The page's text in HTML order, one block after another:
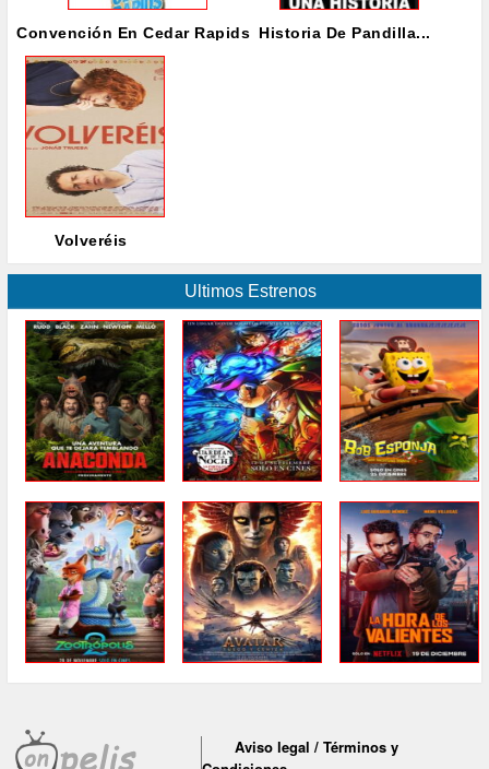
Convención En Cedar Rapids Historia De Pandilla...
Volveréis
Ultimos Estrenos
Aviso legal / Términos y